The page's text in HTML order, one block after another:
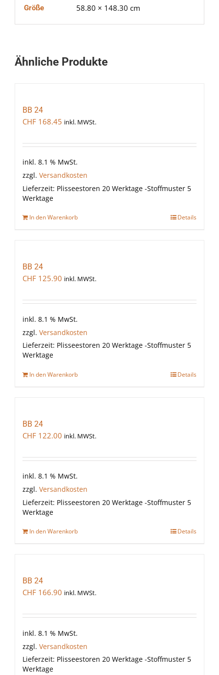
Größe 58.80 × 148.30 cm
Ähnliche Produkte
BB 24
CHF 168.45 inkl. MWSt.
inkl. 8.1 % MwSt.
zzgl. Versandkosten
Lieferzeit: Plisseestoren 20 Werktage -Stoffmuster 5
Werktage
In den Warenkorb Details
BB 24
CHF 125.90 inkl. MWSt.
inkl. 8.1 % MwSt.
zzgl. Versandkosten
Lieferzeit: Plisseestoren 20 Werktage -Stoffmuster 5
Werktage
In den Warenkorb Details
BB 24
CHF 122.00 inkl. MWSt.
inkl. 8.1 % MwSt.
zzgl. Versandkosten
Lieferzeit: Plisseestoren 20 Werktage -Stoffmuster 5
Werktage
In den Warenkorb Details
BB 24
CHF 166.90 inkl. MWSt.
inkl. 8.1 % MwSt.
zzgl. Versandkosten
Lieferzeit: Plisseestoren 20 Werktage -Stoffmuster 5
Werktage